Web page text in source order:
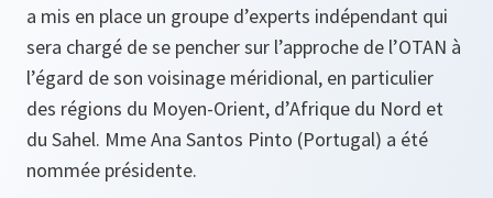
a mis en place un groupe d’experts indépendant qui
sera chargé de se pencher sur l’approche de l’OTAN à
l’égard de son voisinage méridional, en particulier
des régions du Moyen-Orient, d’Afrique du Nord et
du Sahel. Mme Ana Santos Pinto (Portugal) a été
nommée présidente.